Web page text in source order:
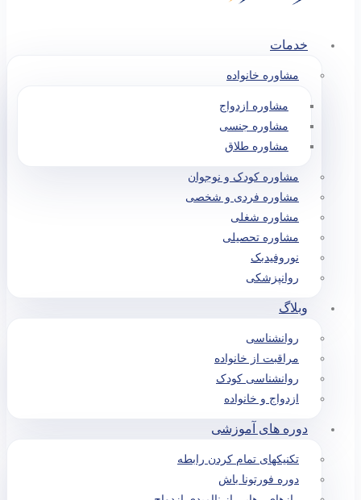
خدمات
مشاوره خانواده
مشاوره ازدواج
مشاوره جنسی
مشاوره طلاق
مشاوره کودک و نوجوان
مشاوره فردی و شخصی
مشاوره شغلی
مشاوره تحصیلی
نوروفیدبک
روانپزشکی
وبلاگ
روانشناسی
مراقبت از خانواده
روانشناسی کودک
ازدواج و خانواده
دوره های آموزشی
تکنیکهای تمام کردن رابطه
دوره فورتونا باش